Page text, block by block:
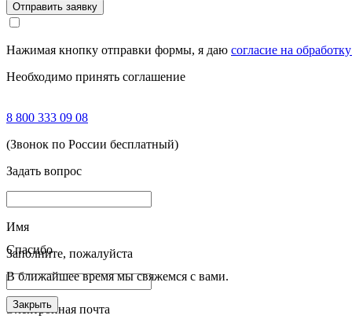
Отправить заявку
Нажимая кнопку отправки формы, я даю согласие на
Необходимо принять соглашение
8 800 333 09 08
(Звонок по России бесплатный)
Задать вопрос
Имя
Заполните, пожалуйста
Электронная почта
Спасибо
В ближайшее время мы свяжемся с вами.
Закрыть